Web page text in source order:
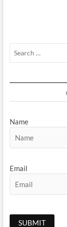
Name
Email